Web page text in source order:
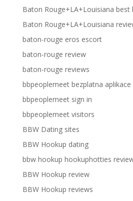
Baton Rouge+LA+Louisiana best
Baton Rouge+LA+Louisiana
baton-rouge eros escort
baton-rouge review
baton-rouge reviews
bbpeoplemeet bezplatna aplikace
bbpeoplemeet sign in
bbpeoplemeet visitors
BBW Dating sites
BBW Hookup dating
bbw hookup hookuphotties
BBW Hookup review
BBW Hookup reviews